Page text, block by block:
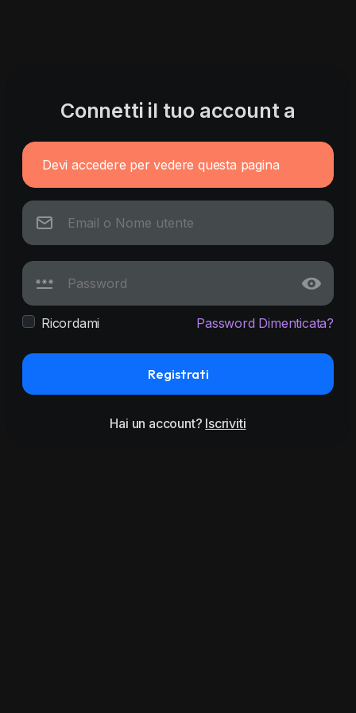
Connetti il tuo account a
Devi accedere per vedere questa pagina
Ricordami Password Dimenticata?
Registrati
Hai un account? Iscriviti